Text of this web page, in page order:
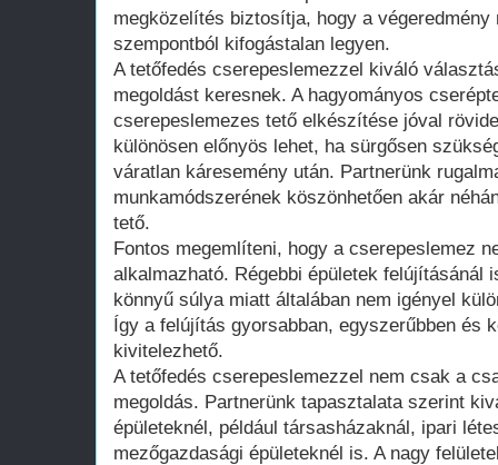
megközelítés biztosítja, hogy a
szempontból kifogástalan legyen.
A tetőfedés cserepeslemezzel kiváló
megoldást keresnek. A hagyományos
cserepeslemezes tető elkészítése jóval
különösen előnyös lehet, ha sürgősen
váratlan káresemény után. Partnerünk
munkamódszerének köszönhetően akár
tető.
Fontos megemlíteni, hogy a cserepeslemez
alkalmazható. Régebbi épületek felújításánál
könnyű súlya miatt általában nem igényel
Így a felújítás gyorsabban, egyszerűbben és
kivitelezhető.
A tetőfedés cserepeslemezzel nem csak a
megoldás. Partnerünk tapasztalata szerint
épületeknél, például társasházaknál, ipari
mezőgazdasági épületeknél is. A nagy